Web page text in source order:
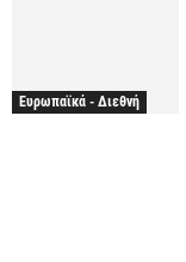
Ευρωπαϊκά - Διεθνή